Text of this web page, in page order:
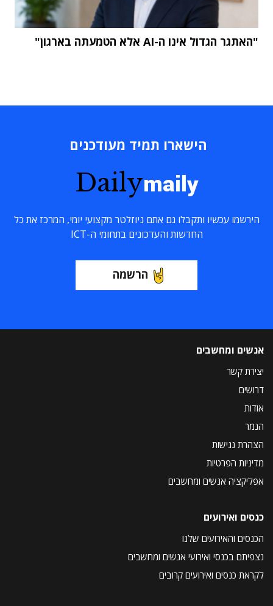
"האתגר הגדול אינו ה-AI אלא הטמעתה בארגון"
הישארו תמיד מעודכנים
Dailymaily
הירשמו עכשיו ותקבלו גם אתם ניוזלטר מקצועי יומי, המרכז את כל
החדשות והעדכונים בתחומי ה-ICT
הרשמה
אנשים ומחשבים
יצירת קשר
דרושים
אודות
הנמר
הצהרת נגישות
מדיניות הפרטיות
אפליקציה אנשים ומחשבים
כנסים ואירועים
הכנסים והאירועים שלנו
נצפיתם בכנסי ואירועי אנשים ומחשבים
לקראת כנסים ואירועים קרובים